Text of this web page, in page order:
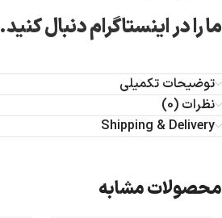
ما را در اینستاگرام دنبال کنید.
توضیحات تکمیلی
نظرات (0)
Shipping & Delivery
محصولات مشابه